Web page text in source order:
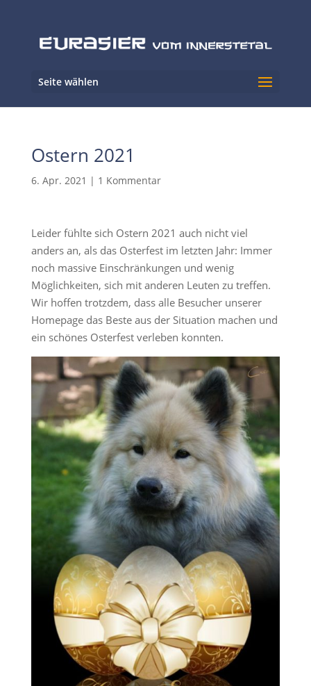
Seite wählen
Ostern 2021
6. Apr. 2021 | 1 Kommentar
Leider fühlte sich Ostern 2021 auch nicht viel
anders an, als das Osterfest im letzten Jahr: Immer
noch massive Einschränkungen und wenig
Möglichkeiten, sich mit anderen Leuten zu treffen.
Wir hoffen trotzdem, dass alle Besucher unserer
Homepage das Beste aus der Situation machen und
ein schönes Osterfest verleben konnten.